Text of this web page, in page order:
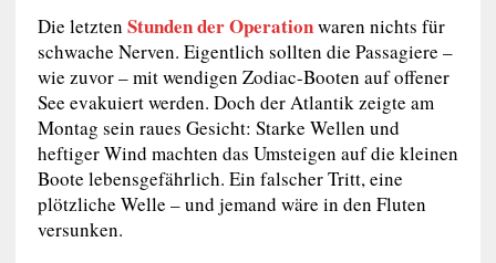
Die letzten Stunden der Operationwaren nichts für
schwache Nerven. Eigentlich sollten die Passagiere –
wie zuvor – mit wendigen Zodiac-Booten auf offener
See evakuiert werden. Doch der Atlantik zeigte am
Montag sein raues Gesicht: Starke Wellen und
heftiger Wind machten das Umsteigen auf die kleinen
Boote lebensgefährlich. Ein falscher Tritt, eine
plötzliche Welle – und jemand wäre in den Fluten
versunken.